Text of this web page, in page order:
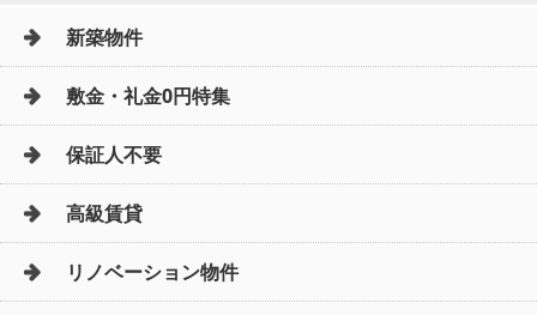
新築物件
敷金・礼金0円特集
保証人不要
高級賃貸
リノベーション物件